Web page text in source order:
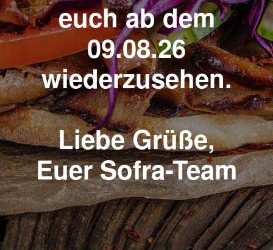
euch ab dem
09.08.26
wiederzusehen.
Liebe Grüße,
Euer Sofra-Team